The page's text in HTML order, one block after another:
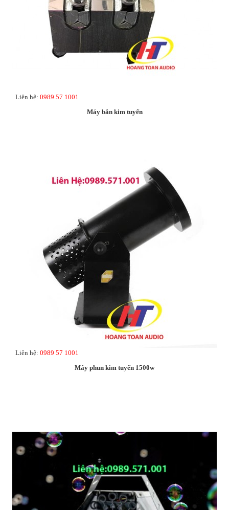
Liên hệ: 0989 57 1001
Máy bắn kim tuyến
Liên hệ: 0989 57 1001
Máy phun kim tuyến 1500w